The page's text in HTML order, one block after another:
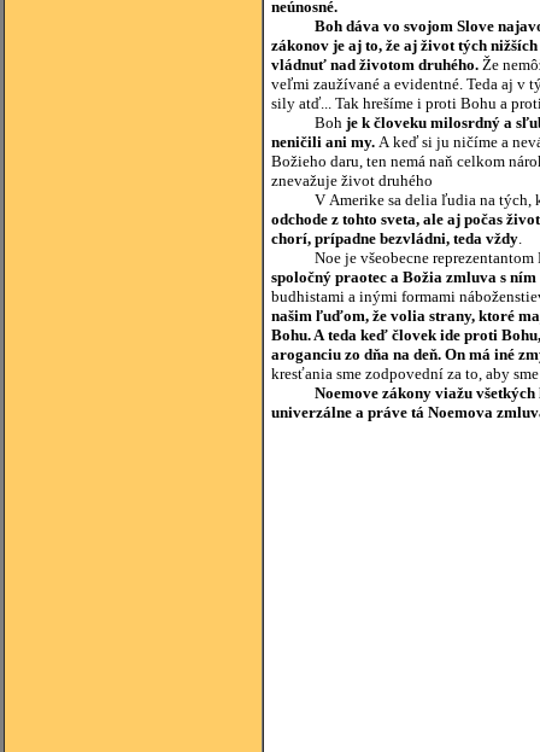
neúnosné.
Boh dáva vo svojom Slove
zákonov je aj to, že aj život tých
vládnuť nad životom druhého. Že
veľmi zaužívané a evidentné. Teda aj v
sily atď... Tak hrešíme i proti Bohu a
Boh je k človeku milosrdný a
neničili ani my. A keď si ju ničíme a
Božieho daru, ten nemá naň celkom
znevažuje život druhého
V Amerike sa delia ľudia na tých,
odchode z tohto sveta, ale aj počas
chorí, prípadne bezvládni, teda vždy.
Noe je všeobecne reprezentantom
spoločný praotec a Božia zmluva s
budhistami a inými formami
našim ľuďom, že volia strany, ktoré
Bohu. A teda keď človek ide proti
aroganciu zo dňa na deň. On má iné
kresťania sme zodpovední za to, aby
Noemove zákony viažu
univerzálne a práve tá Noemova